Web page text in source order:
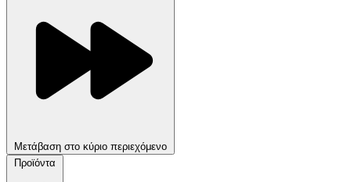
Μετάβαση στο κύριο περιεχόμενο
Προϊόντα